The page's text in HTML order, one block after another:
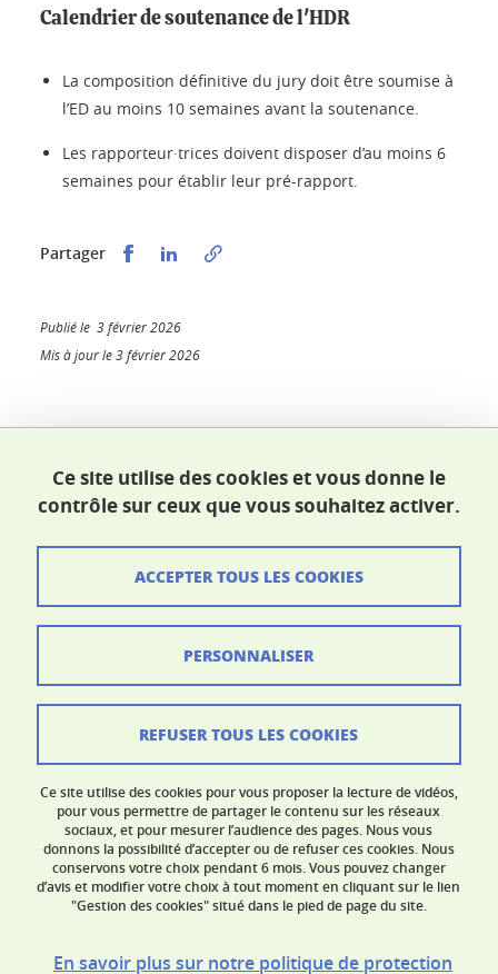
Calendrier de soutenance de l'HDR
La composition définitive du jury doit être soumise à
l’ED au moins 10 semaines avant la soutenance.
Les rapporteur∙trices doivent disposer d’au moins 6
semaines pour établir leur pré-rapport.
Partager Partager sur Facebook
Partager sur LinkedIn
Publié le 3 février 2026
Mis à jour le 3 février 2026
École doctorale SHPT
Maison du doctorat Jean Kuntzmann
110 rue de la Chimie 38400 Saint-Martin-d'Hères
ed-shpt@univ-grenoble-alpes.fr
Crédits
Contacts
Gestion des cookies
Accessibilité : non conforme
Ce site utilise des cookies et vous donne le
contrôle sur ceux que vous souhaitez activer.
Ce site utilise des cookies pour vous proposer la lecture de vidéos,
pour vous permettre de partager le contenu sur les réseaux
sociaux, et pour mesurer l’audience des pages. Nous vous
donnons la possibilité d’accepter ou de refuser ces cookies. Nous
conservons votre choix pendant 6 mois. Vous pouvez changer
d’avis et modifier votre choix à tout moment en cliquant sur le lien
"Gestion des cookies" situé dans le pied de page du site.
En savoir plus sur notre politique de protection
ACCEPTER TOUS LES COOKIES
REFUSER TOUS LES COOKIES
PERSONNALISER